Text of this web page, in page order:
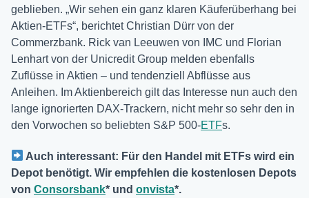
geblieben. „Wir sehen ein ganz klaren Käuferüberhang bei
Aktien-ETFs“, berichtet Christian Dürr von der
Commerzbank. Rick van Leeuwen von IMC und Florian
Lenhart von der Unicredit Group melden ebenfalls
Zuflüsse in Aktien – und tendenziell Abflüsse aus
Anleihen. Im Aktienbereich gilt das Interesse nun auch den
lange ignorierten DAX-Trackern, nicht mehr so sehr den in
den Vorwochen so beliebten S&P 500-ETFs.
Auch interessant: Für den Handel mit ETFs wird ein
Depot benötigt. Wir empfehlen die kostenlosen Depots
von Consorsbank* und onvista*.